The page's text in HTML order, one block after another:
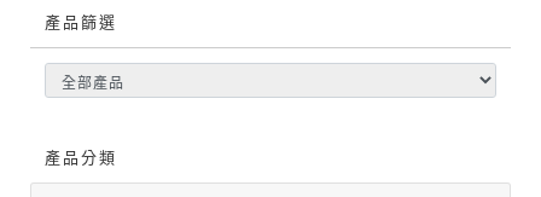
產品篩選
產品分類